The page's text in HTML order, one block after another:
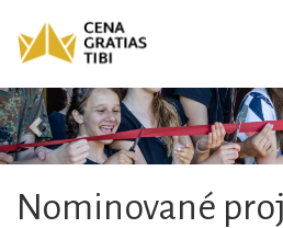
Předchozí
Nominované